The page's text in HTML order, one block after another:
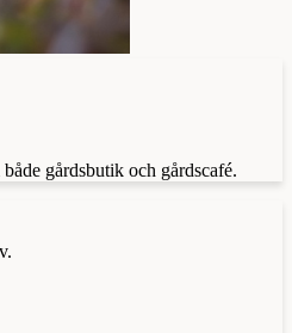
gårdsbutik och gårdscafé.